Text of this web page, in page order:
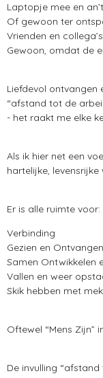
Laptopje mee en
Of gewoon ter
Vrienden en
Gewoon, omdat de
Liefdevol
“afstand tot de
- het raakt me elke
Als ik hier net een
hartelijke, levensrijke
Er is alle ruimte voor:
Verbinding
Gezien en
Samen Ontwikkelen
Vallen en weer
Skik hebben met
Oftewel “Mens Zijn”
De invulling